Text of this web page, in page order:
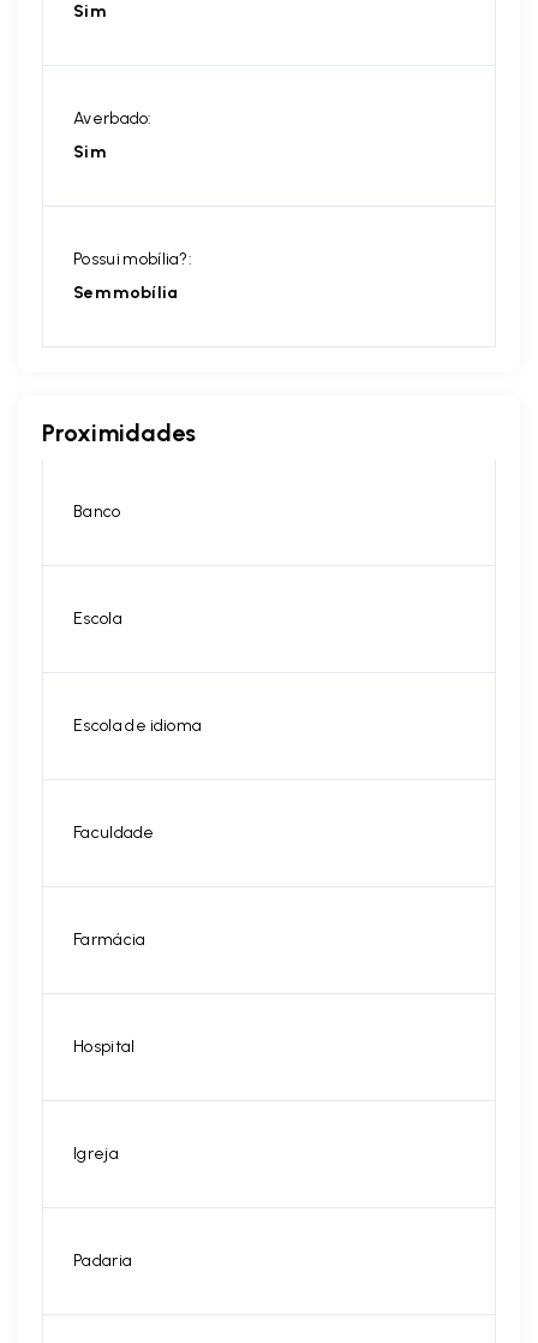
Sim
Averbado:
Sim
Possui mobília?:
Sem mobília
Proximidades
Banco
Escola
Escola de idioma
Faculdade
Farmácia
Hospital
Igreja
Padaria